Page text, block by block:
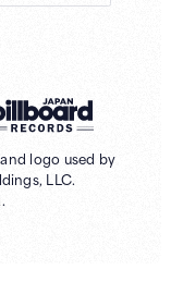
logo used by
LLC.